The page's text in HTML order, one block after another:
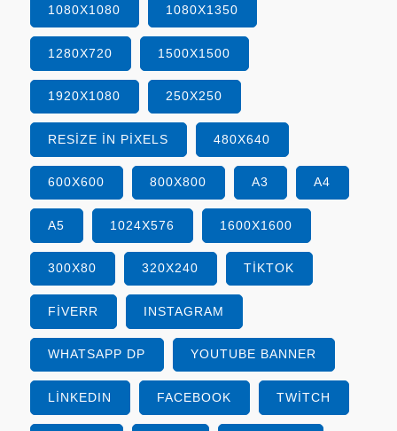
1080X1080 1080X1350
1280X720 1500X1500
1920X1080 250X250
RESIZE IN PIXELS 480X640
600X600 800X800 A3 A4
A5 1024X576 1600X1600
300X80 320X240 TIKTOK
FIVERR INSTAGRAM
WHATSAPP DP YOUTUBE BANNER
LINKEDIN FACEBOOK TWITCH